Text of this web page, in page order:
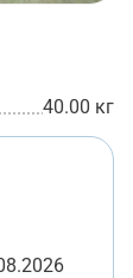
40.00 кг